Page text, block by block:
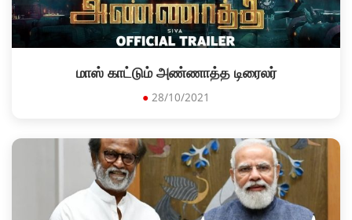
மாஸ் காட்டும் அண்ணாத்த டிரைலர்
● 28/10/2021